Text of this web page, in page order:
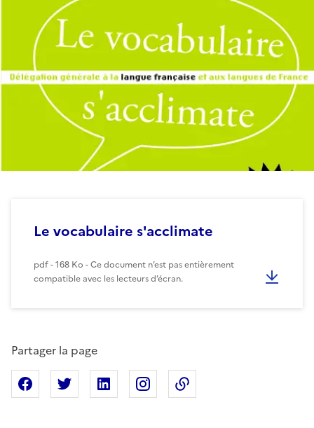
Le vocabulaire s'acclimate
pdf - 168 Ko - Ce document n’est pas entièrement
compatible avec les lecteurs d’écran.
Partager la page
Partager sur Facebook
Partager sur XPartager sur Linkedin
Partager sur Instagram